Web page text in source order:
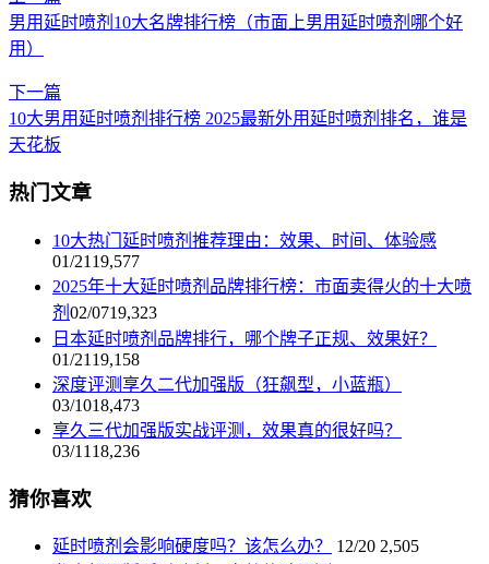
男用延时喷剂10大名牌排行榜（市面上男用延时喷剂哪个好
用）
下一篇
10大男用延时喷剂排行榜 2025最新外用延时喷剂排名，谁是
天花板
热门文章
10大热门延时喷剂推荐理由：效果、时间、体验感
01/21 19,577
2025年十大延时喷剂品牌排行榜：市面卖得火的十大喷
剂 02/0719,323
日本延时喷剂品牌排行，哪个牌子正规、效果好？
01/21 19,158
深度评测享久二代加强版（狂飙型，小蓝瓶）
03/1018,473
享久三代加强版实战评测，效果真的很好吗？
03/11 18,236
猜你喜欢
延时喷剂会影响硬度吗？该怎么办？ 12/20 2,505